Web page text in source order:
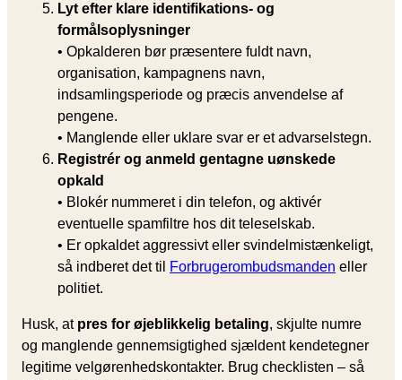
Lyt efter klare identifikations- og
formålsoplysninger
• Opkalderen bør præsentere fuldt navn,
organisation, kampagnens navn,
indsamlingsperiode og præcis anvendelse af
pengene.
• Manglende eller uklare svar er et advarselstegn.
Registrér og anmeld gentagne uønskede
opkald
• Blokér nummeret i din telefon, og aktivér
eventuelle spamfiltre hos dit teleselskab.
• Er opkaldet aggressivt eller svindelmistænkeligt,
så indberet det til
Forbrugerombudsmanden eller
politiet.
Husk, at pres for øjeblikkelig betaling, skjulte numre
og manglende gennemsigtighed sjældent kendetegner
legitime velgørenhedskontakter. Brug checklisten – så